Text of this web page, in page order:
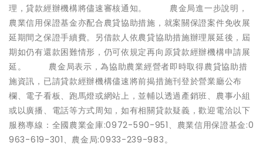
理，貸款經辦機構將儘速審核通知。 農金局進一步說明，
農業信用保證基金亦配合農貸協助措施，就案關保證案件免收展
延期間之保證手續費。另借款人依農貸協助措施辦理展延後，屆
期如仍有還款困難情形，仍可依規定再向原貸款經辦機構申請展
延。 農金局表示，為協助農業經營者即時取得農貸協助措
施資訊，已請貸款經辦機構儘速將前揭措施刊登於營業廳公布
欄、電子看板、跑馬燈或網站上，並輔以透過產銷班、農事小組
或以廣播、電話等方式周知，如有相關貸款疑義，歡迎電洽以下
服務專線：全國農業金庫:0972-590-951、農業信用保證基金:0
963-619-301、農金局:0933-239-983。